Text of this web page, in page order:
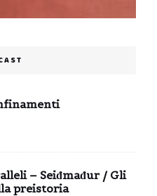
– Seiđmađur / Gli
preistoria